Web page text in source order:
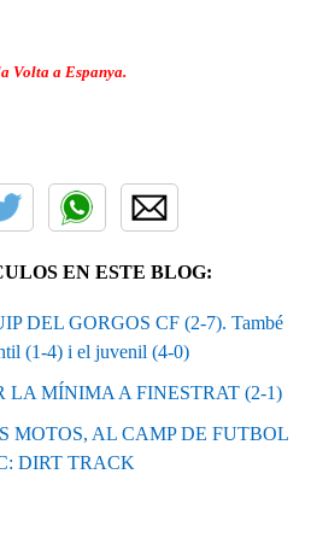
Volta a Espanya.
EN ESTE BLOG:
DEL GORGOS CF (2-7). També
(1-4) i el juvenil (4-0)
LA MÍNIMA A FINESTRAT (2-1)
MOTOS, AL CAMP DE FUTBOL
DIRT TRACK